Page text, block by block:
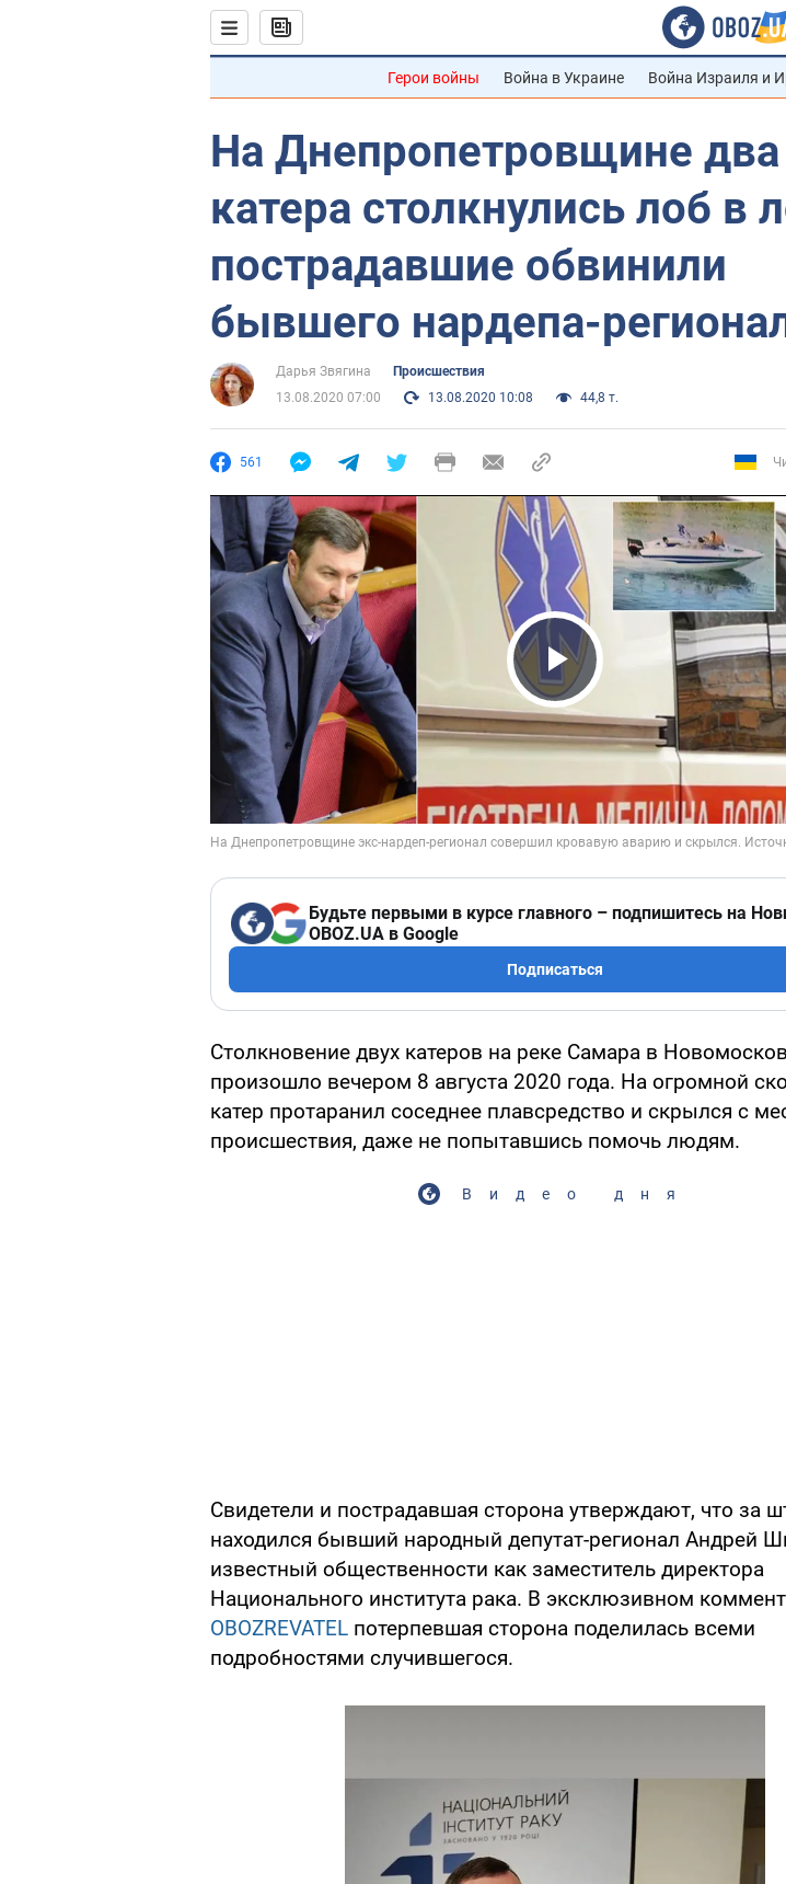
Герои войны Война в Украине Война Израиля и
На Днепропетровщине два
катера столкнулись лоб в
пострадавшие обвинили
бывшего нардепа-
Дарья Звягина
Происшествия
13.08.2020 07:00
13.08.2020 10:08 44,8 т.
561
Play Video
Будьте первыми в курсе главного – подпишитесь на
OBOZ.UA в Google
Подписаться
Столкновение двух катеров на реке Самара в
произошло вечером 8 августа 2020 года. На огромной
катер протаранил соседнее плавсредство и скрылся с
происшествия, даже не попытавшись помочь людям.
Видео дня
Свидетели и пострадавшая сторона утверждают, что за
находился бывший народный депутат-регионал Андрей
известный общественности как заместитель директора
Национального института рака. В эксклюзивном
OBOZREVATEL потерпевшая сторона поделилась всеми
подробностями случившегося.